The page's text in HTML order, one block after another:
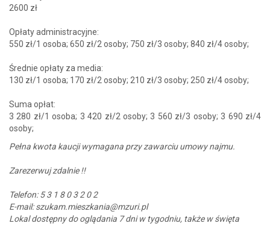
2600 zł
Opłaty administracyjne:
550 zł/1 osoba; 650 zł/2 osoby; 750 zł/3 osoby; 840 zł/4 osoby;
Średnie opłaty za media:
130 zł/1 osoba; 170 zł/2 osoby; 210 zł/3 osoby; 250 zł/4 osoby;
Suma opłat:
3 280 zł/1 osoba; 3 420 zł/2 osoby; 3 560 zł/3 osoby; 3 690 zł/4
osoby;
Pełna kwota kaucji wymagana przy zawarciu umowy najmu.
Zarezerwuj zdalnie !!
Telefon: 5 3 1 8 0 3 2 0 2
E-mail: szukam.mieszkania@mzuri.pl
Lokal dostępny do oglądania 7 dni w tygodniu, także w święta